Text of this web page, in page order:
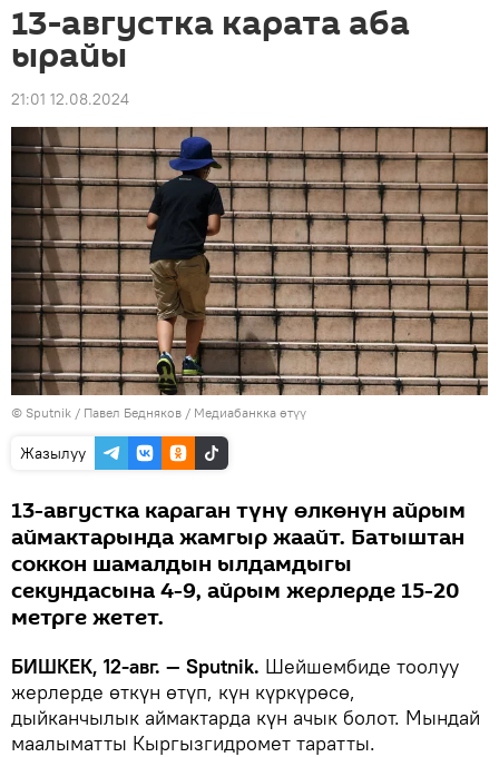
13-августка карата аба
ырайы
21:01 12.08.2024
© Sputnik / Павел Бедняков / Медиабанкка өтүү
Жазылуу
13-августка караган түнү өлкөнүн айрым
аймактарында жамгыр жаайт. Батыштан
соккон шамалдын ылдамдыгы
секундасына 4-9, айрым жерлерде 15-20
метрге жетет.
БИШКЕК, 12-авг. — Sputnik. Шейшембиде тоолуу
жерлерде өткүн өтүп, күн күркүрөсө,
дыйканчылык аймактарда күн ачык болот. Мындай
маалыматты Кыргызгидромет таратты.